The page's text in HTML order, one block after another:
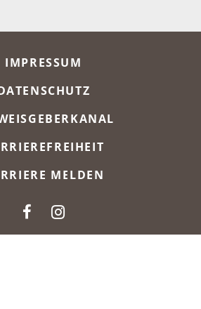
IMPRESSUM
MELDEN